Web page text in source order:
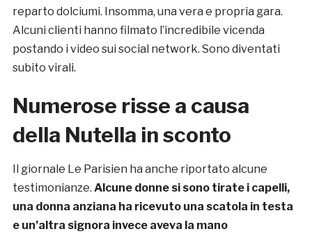
reparto dolciumi. Insomma, una vera e propria gara.
Alcuni clienti hanno filmato l’incredibile vicenda
postando i video sui social network. Sono diventati
subito virali.
Numerose risse a causa
della Nutella in sconto
Il giornale Le Parisien ha anche riportato alcune
testimonianze. Alcune donne si sono tirate i capelli,
una donna anziana ha ricevuto una scatola in testa
e un’altra signora invece aveva la mano